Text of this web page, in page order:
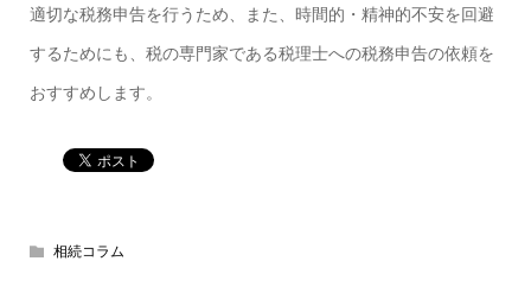
適切な税務申告を行うため、また、時間的・精神的不安を回避
するためにも、税の専門家である税理士への税務申告の依頼を
おすすめします。
相続コラム